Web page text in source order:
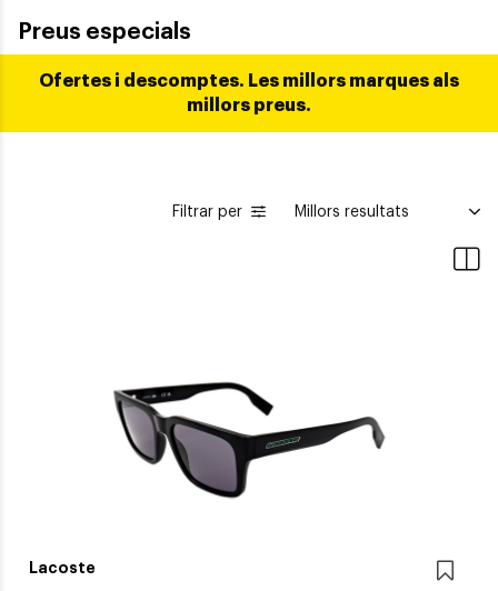
Preus especials
Ofertes i descomptes. Les millors marques als
millors preus.
Filtrar per
Lacoste